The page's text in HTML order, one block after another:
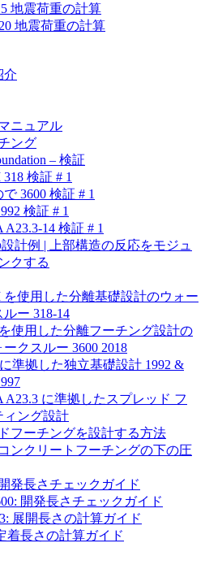
地震荷重の計算
地震荷重の計算
介
ニュアル
ング
– 検証
検証 # 1
で 3600 検証 # 1
検証 # 1
A23.3-14 検証 # 1
計例 | 上部構造の反応をモジュ
クする
を使用した分離基礎設計のウォー
ルー 318-14
使用した分離フーチング設計の
ークスルー 3600 2018
準拠した独立基礎設計 1992 &
A23.3 に準拠したスプレッド フ
ィング設計
フーチングを設計する方法
ンクリートフーチングの下の圧
発長さチェックガイド
開発長さチェックガイド
展開長さの計算ガイド
着長さの計算ガイド